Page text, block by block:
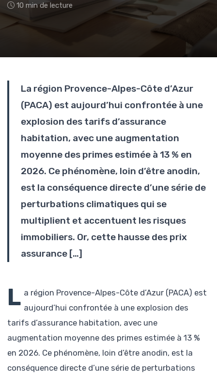
10 min de lecture
La région Provence-Alpes-Côte d’Azur
(PACA) est aujourd’hui confrontée à une
explosion des tarifs d’assurance
habitation, avec une augmentation
moyenne des primes estimée à 13 % en
2026. Ce phénomène, loin d’être anodin,
est la conséquence directe d’une série de
perturbations climatiques qui se
multiplient et accentuent les risques
immobiliers. Or, cette hausse des prix
assurance […]
L a région Provence-Alpes-Côte d’Azur (PACA) est
aujourd’hui confrontée à une explosion des
tarifs d’assurance habitation, avec une
augmentation moyenne des primes estimée à 13 %
en 2026. Ce phénomène, loin d’être anodin, est la
conséquence directe d’une série de perturbations